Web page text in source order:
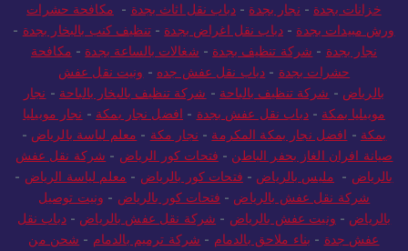
خزانات بجدة - نجار بجدة - دباب نقل اثاث بجدة - مكافحة حشرات
ورش مبيدات بجدة -دباب نقل اغراض بجدة -تنظيف كنب بالبخار بجدة -
نجار بجدة - شركة تنظيف بجدة - شغالات بالساعة بجدة - مكافحة
حشرات بجدة - دباب نقل عفش جده - ونيت نقل عفش
بالرياض - شركة تنظيف بالباحة - شركة تنظيف بالبخار بالباحة - نجار
موبيليا بمكة -دباب نقل عفش بجدة - افضل نجار بمكة - نجار موبيليا
بمكة - افضل نجار بمكة المكرمة - نجار مكة - معلم لياسة بالرياض -
صيانة افران الغاز بحفر الباطن - فتحات كور الرياض - شركة نقل عفش
بالرياض - مليس بالرياض - فتحات كور بالرياض - معلم لياسة الرياض -
شركة نقل عفش بالرياض - فتحات كور بالرياض - ونيت توصيل
بالرياض - ونيت عفش بالرياض - شركة نقل عفش بالرياض -دباب نقل
عفش جدة - بناء ملاحق بالدمام - شركة ترميم بالدمام - شحن من